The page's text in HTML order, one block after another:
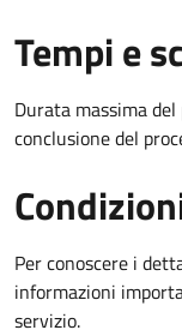
Tempi e
Durata massima
conclusione del
Per conoscere i
informazioni
servizio.